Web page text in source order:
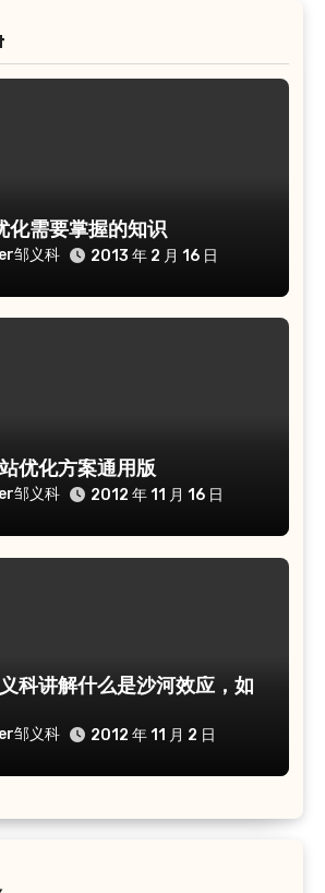
化需要掌握的知识
邹义科 2013 年 2 月 16 日
优化方案通用版
邹义科 2012 年 11 月 16 日
科讲解什么是沙河效应，如
邹义科 2012 年 11 月 2 日